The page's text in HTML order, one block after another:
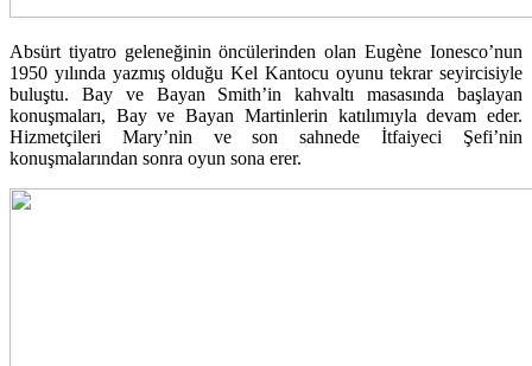
Absürt tiyatro geleneğinin öncülerinden olan Eugène Ionesco’nun
1950 yılında yazmış olduğu Kel Kantocu oyunu tekrar seyircisiyle
buluştu. Bay ve Bayan Smith’in kahvaltı masasında başlayan
konuşmaları, Bay ve Bayan Martinlerin katılımıyla devam eder.
Hizmetçileri Mary’nin ve son sahnede İtfaiyeci Şefi’nin
konuşmalarından sonra oyun sona erer.